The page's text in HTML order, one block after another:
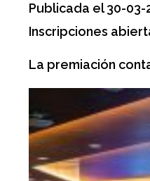
Publicada el 30-03-
Inscripciones
La premiación